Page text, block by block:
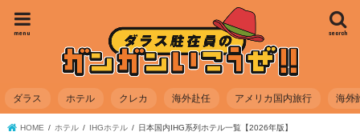
search
menu
ダラス ホテル クレカ 海外赴任 アメリカ国内旅行 海外
HOME ホテル IHGホテル 日本国内IHG系列ホテル一覧【2026年版】